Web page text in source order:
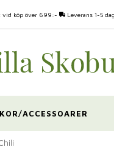
vid köp över 699:- Leverans 1-5
ACCESSOARER